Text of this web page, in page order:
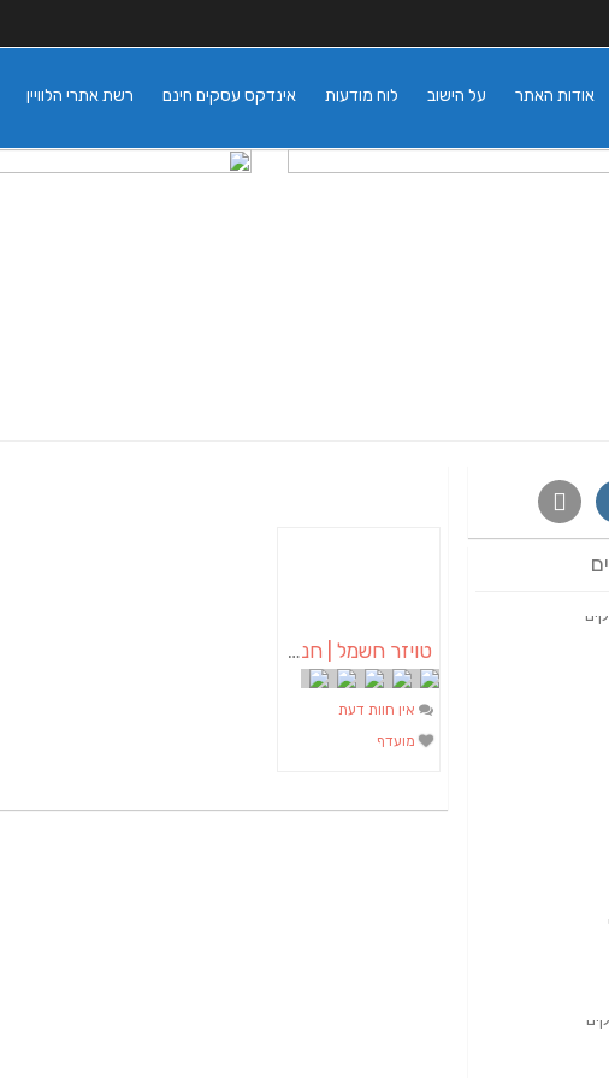
רשת אתרי הלוויין אינדקס עסקים חינם לוח מודעות על הישוב אודות האתר
טויזר חשמל | חנות חשמל באופקים
אין חוות דעת
מועדף